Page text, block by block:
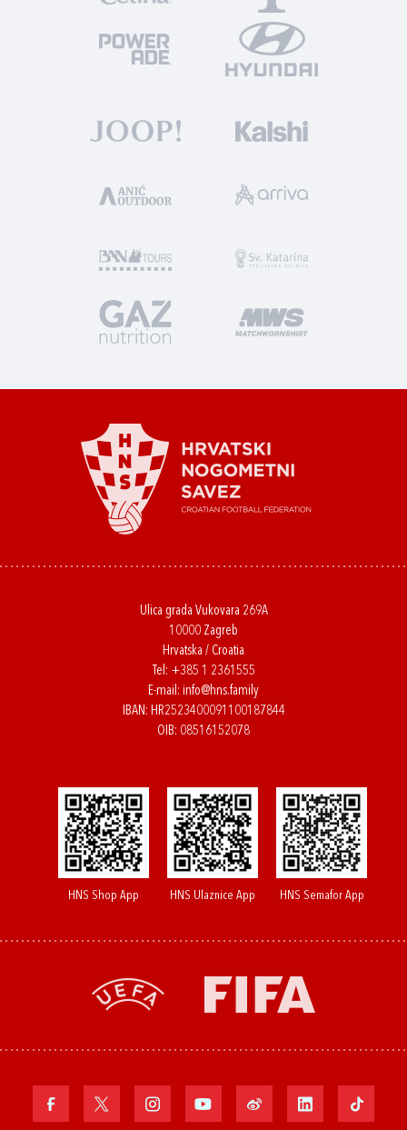
Ulica grada Vukovara 269A
10000 Zagreb
Hrvatska / Croatia
Tel: +385 1 2361555
E-mail: info@hns.family
IBAN: HR2523400091100187844
OIB: 08516152078
HNS Shop App HNS Ulaznice App HNS Semafor App